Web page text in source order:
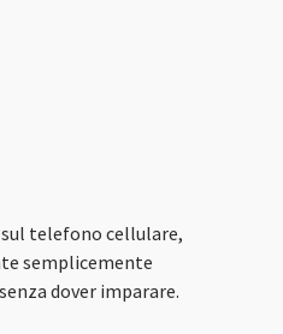
telefono cellulare,
semplicemente
dover imparare.